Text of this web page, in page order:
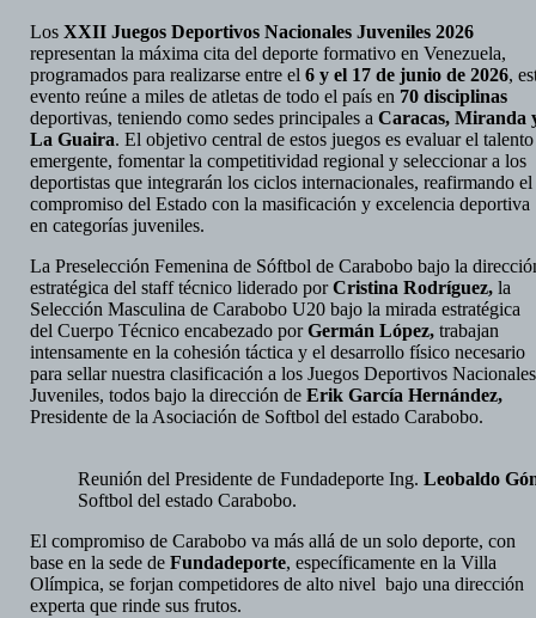
LosXXII Juegos Deportivos Nacionales Juveniles 2026
representan la máxima cita del deporte formativo en Venezuela,
programados para realizarse entre el6 y el 17 de junio de 2026,
evento reúne a miles de atletas de todo el país en 70 disciplinas
deportivas, teniendo como sedes principales aCaracas, Miranda
La Guaira. El objetivo central de estos juegos es evaluar el talento
emergente, fomentar la competitividad regional y seleccionar a los
deportistas que integrarán los ciclos internacionales, reafirmando el
compromiso del Estado con la masificación y excelencia deportiva
en categorías juveniles.
La Preselección Femenina de Sóftbol de Carabobo bajo la
estratégica del staff técnico liderado porCristina Rodríguez, la
Selección Masculina de Carabobo U20 bajo la mirada estratégica
del Cuerpo Técnico encabezado porGermán López, trabajan
intensamente en la cohesión táctica y el desarrollo físico necesario
para sellar nuestra clasificación a los Juegos Deportivos Nacionales
Juveniles, todos bajo la dirección deErik García Hernández,
Presidente de la Asociación de Softbol del estado Carabobo.
Reunión del Presidente de Fundadeporte Ing.Leobaldo
Softbol del estado Carabobo.
El compromiso de Carabobo va más allá de un solo deporte, con
base en la sede deFundadeporte, específicamente en la Villa
Olímpica, se forjan competidores de alto nivel bajo una dirección
experta que rinde sus frutos.